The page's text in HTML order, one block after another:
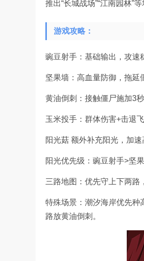
推出“长城战场”“江南园林”
游戏攻略：
豌豆射手：基础输出，攻速
坚果墙：高血量防御，拖延
黄油倒刺：接触僵尸施加3
玉米投手：群体伤害+击退飞
阳光菇 额外补充阳光，加速
阳光优先级：豌豆射手>坚
三路地图：优先守上下两路
特殊场景：潮汐海岸优先种
路放黄油倒刺。